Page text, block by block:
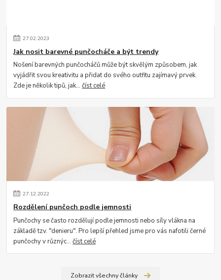
27.02.2023
Jak nosit barevné punčocháče a být trendy
Nošení barevných punčocháčů může být skvělým způsobem, jak
vyjádřit svou kreativitu a přidat do svého outfitu zajímavý prvek.
Zde je několik tipů, jak...číst celé
27.12.2022
Rozdělení punčoch podle jemnosti
Punčochy se často rozdělují podle jemnosti nebo síly vlákna na
základě tzv. "denieru". Pro lepší přehled jsme pro vás nafotili černé
punčochy v různýc...číst celé
Zobrazit všechny články